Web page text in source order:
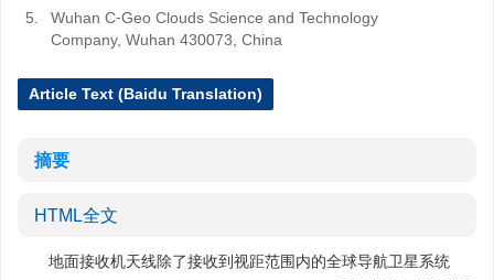
5.
Wuhan C⁃Geo Clouds Science and Technology
Company, Wuhan 430073, China
Article Text (Baidu Translation)
摘要
HTML全文
地面接收机天线除了接收到视距范围内的全球导航卫星系统